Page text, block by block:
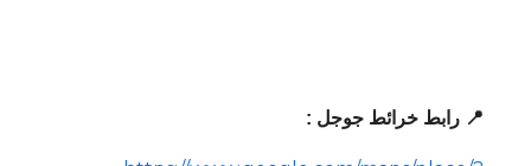
📍 رابط خرائط جوجل :